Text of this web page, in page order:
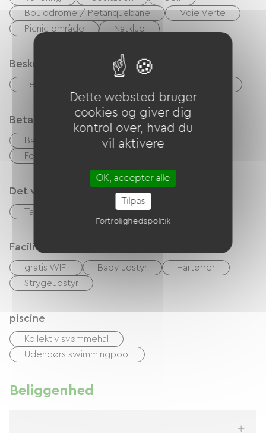
Boulodrome / Petanquebane
Voie Verte
Picnic område
Natklub
Beskrivelse
Terrasse
Betalingsmåder
Bank kort kontrol
Kontanter
Feriekuponer (ANCV)
Det vi er gode til
Table d'hôtes TV-stue
Faciliteter
gratis WIFI Baby udstyr
Hårtørrer
Strygeudstyr
piscine
Kollektiv svømmehal
Udendørs swimmingpool
Beliggenhed
Dette websted bruger
cookies og giver dig
kontrol over, hvad du
vil aktivere
OK, accepter alle
Tilpas
Fortrolighedspolitik